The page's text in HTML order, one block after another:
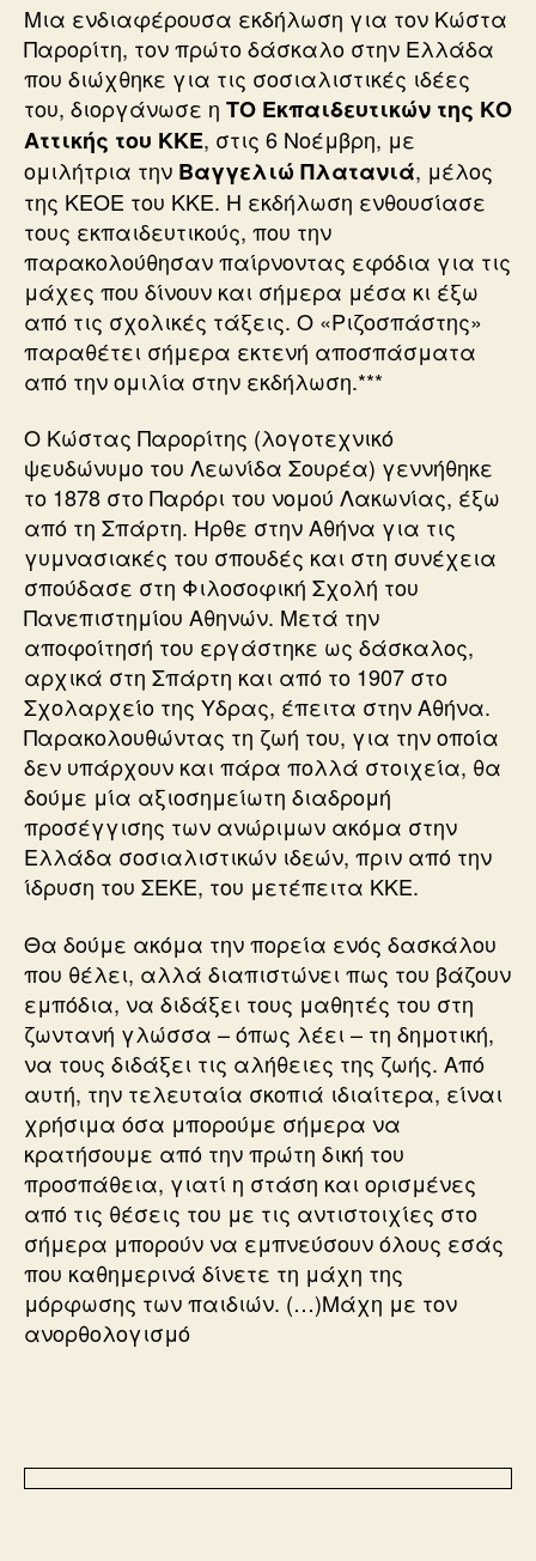
Μια ενδιαφέρουσα εκδήλωση για τον Κώστα
Παρορίτη, τον πρώτο δάσκαλο στην Ελλάδα
που διώχθηκε για τις σοσιαλιστικές ιδέες
του, διοργάνωσε η ΤΟ Εκπαιδευτικών της ΚΟ
Αττικής του ΚΚΕ, στις 6 Νοέμβρη, με
ομιλήτρια την Βαγγελιώ Πλατανιά, μέλος
της ΚΕΟΕ του ΚΚΕ. Η εκδήλωση ενθουσίασε
τους εκπαιδευτικούς, που την
παρακολούθησαν παίρνοντας εφόδια για τις
μάχες που δίνουν και σήμερα μέσα κι έξω
από τις σχολικές τάξεις. Ο «Ριζοσπάστης»
παραθέτει σήμερα εκτενή αποσπάσματα
από την ομιλία στην εκδήλωση.***
Ο Κώστας Παρορίτης (λογοτεχνικό
ψευδώνυμο του Λεωνίδα Σουρέα) γεννήθηκε
το 1878 στο Παρόρι του νομού Λακωνίας, έξω
από τη Σπάρτη. Ηρθε στην Αθήνα για τις
γυμνασιακές του σπουδές και στη συνέχεια
σπούδασε στη Φιλοσοφική Σχολή του
Πανεπιστημίου Αθηνών. Μετά την
αποφοίτησή του εργάστηκε ως δάσκαλος,
αρχικά στη Σπάρτη και από το 1907 στο
Σχολαρχείο της Υδρας, έπειτα στην Αθήνα.
Παρακολουθώντας τη ζωή του, για την οποία
δεν υπάρχουν και πάρα πολλά στοιχεία, θα
δούμε μία αξιοσημείωτη διαδρομή
προσέγγισης των ανώριμων ακόμα στην
Ελλάδα σοσιαλιστικών ιδεών, πριν από την
ίδρυση του ΣΕΚΕ, του μετέπειτα ΚΚΕ.
Θα δούμε ακόμα την πορεία ενός δασκάλου
που θέλει, αλλά διαπιστώνει πως του βάζουν
εμπόδια, να διδάξει τους μαθητές του στη
ζωντανή γλώσσα – όπως λέει – τη δημοτική,
να τους διδάξει τις αλήθειες της ζωής. Από
αυτή, την τελευταία σκοπιά ιδιαίτερα, είναι
χρήσιμα όσα μπορούμε σήμερα να
κρατήσουμε από την πρώτη δική του
προσπάθεια, γιατί η στάση και ορισμένες
από τις θέσεις του με τις αντιστοιχίες στο
σήμερα μπορούν να εμπνεύσουν όλους εσάς
που καθημερινά δίνετε τη μάχη της
μόρφωσης των παιδιών. (…)Μάχη με τον
ανορθολογισμό